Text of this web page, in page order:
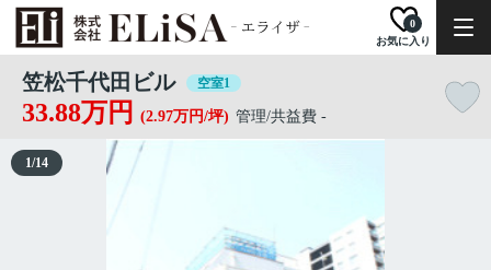
お気に入り
0
笠松千代田ビル 空室1
33.88万円 (2.97万円/坪) 管理/共益費 -
1/14